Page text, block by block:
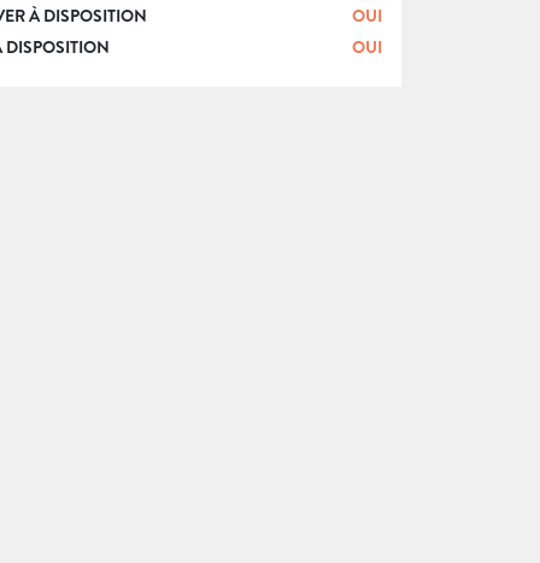
À DISPOSITION
OUI
DISPOSITION
OUI